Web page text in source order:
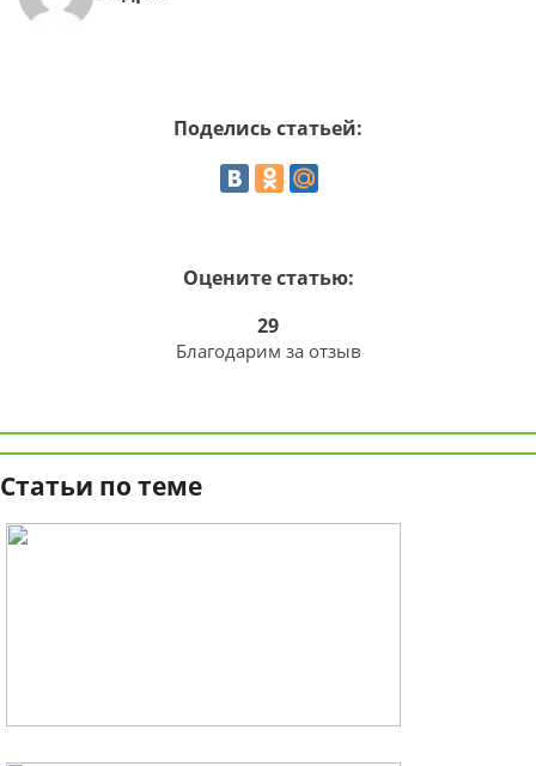
Поделись статьей:
Оцените статью:
29
Благодарим за отзыв
Статьи по теме